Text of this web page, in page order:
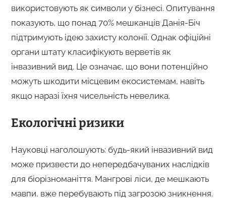
використовують як символи у бізнесі. Опитування
показують, що понад 70% мешканців Данія-Біч
підтримують ідею захисту колонії. Однак офіційні
органи штату класифікують верветів як
інвазивний вид. Це означає, що вони потенційно
можуть шкодити місцевим екосистемам, навіть
якщо наразі їхня чисельність невелика.
Екологічні ризики
Науковці наголошують: будь-який інвазивний вид
може призвести до непередбачуваних наслідків
для біорізноманіття. Мангрові ліси, де мешкають
мавпи, вже перебувають під загрозою зникнення.